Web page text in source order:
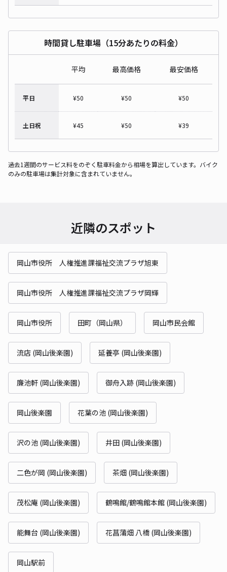
時間貸し駐車場（15分あたりの料金）
平均 最高価格 最安価格
平日 ¥50 ¥50 ¥50
土日祝 ¥45 ¥50 ¥39
過去1週間のサービス料をのぞく駐車料金から相場を算出しています。バイク
のみの駐車場は集計対象に含まれていません。
近隣のスポット
岡山市役所 人権推進課福祉交流プラザ旭東
岡山市役所 人権推進課福祉交流プラザ岡輝
岡山市役所 田町（岡山県） 岡山市民会館
流店 (岡山後楽園) 延養亭 (岡山後楽園)
廉池軒 (岡山後楽園) 御舟入跡 (岡山後楽園)
岡山後楽園 花葉の池 (岡山後楽園)
沢の池 (岡山後楽園) 井田 (岡山後楽園)
二色が岡 (岡山後楽園) 茶畑 (岡山後楽園)
茂松庵 (岡山後楽園) 鶴鳴館/鶴鳴館本館 (岡山後楽園)
能舞台 (岡山後楽園) 花菖蒲畑 八橋 (岡山後楽園)
岡山駅前